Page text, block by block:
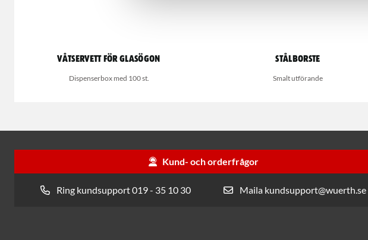
Våtservett för glasögon
Dispenserbox med 100 st.
Stålborste
Smalt utförande
Kund- och orderfrågor
Ring kundsupport 019 - 35 10 30 Maila kundsupport@wuerth.se